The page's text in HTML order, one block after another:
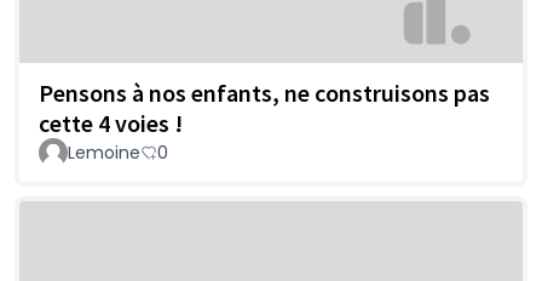
Pensons à nos enfants, ne construisons pas
cette 4 voies !
Lemoine 0